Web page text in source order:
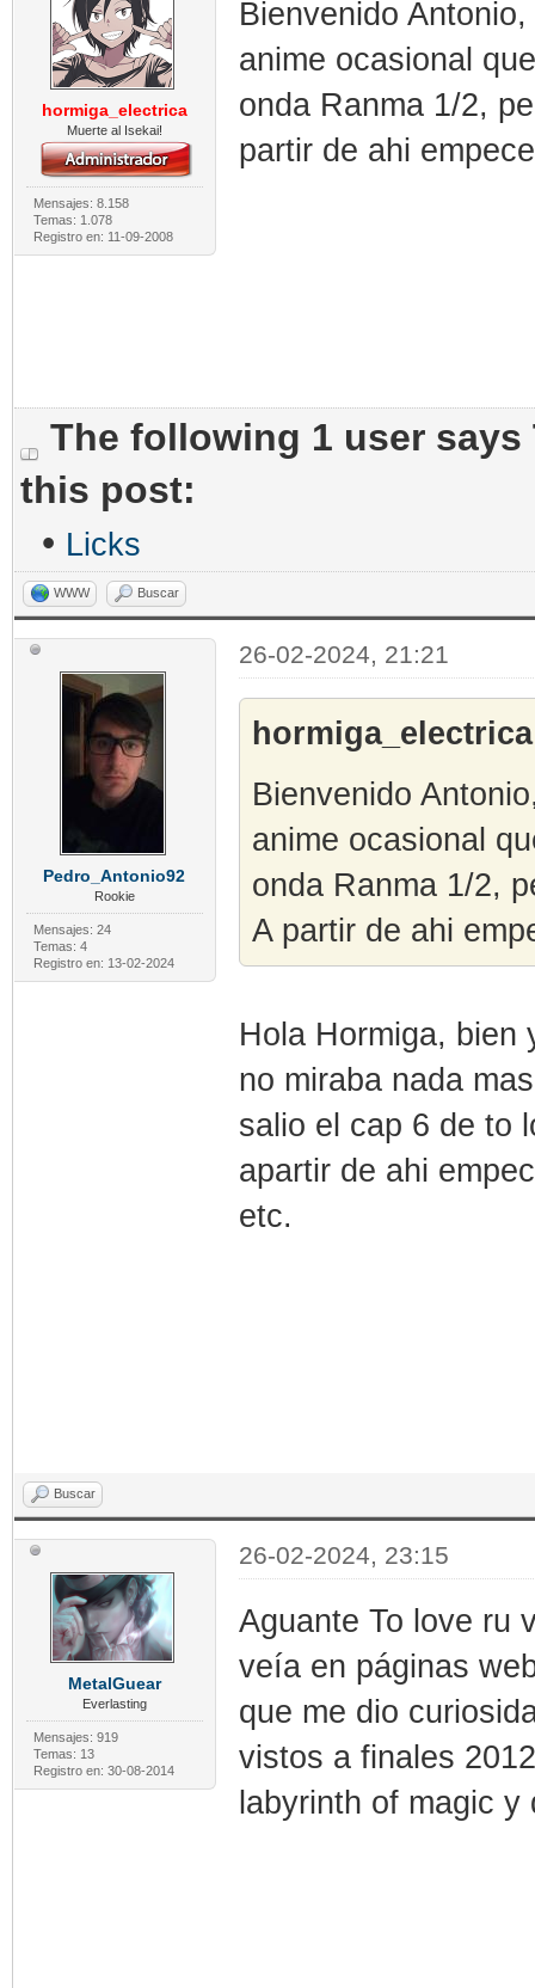
hormiga_electrica
Muerte al Isekai!
Mensajes: 8.158
Temas: 1.078
Registro en: 11-09-2008
Bienvenido
anime ocasional
onda Ranma 1/2,
partir de ahi
The following 1 user
this post:
• Licks
WWW Buscar
Pedro_Antonio92
Rookie
Mensajes: 24
Temas: 4
Registro en: 13-02-2024
26-02-2024, 21:21
Bienvenido
anime ocasional
onda Ranma 1/2,
A partir de ahi
Hola Hormiga, bien
no miraba nada
salio el cap 6 de to
apartir de ahi
etc.
Buscar
MetalGuear
Everlasting
Mensajes: 919
Temas: 13
Registro en: 30-08-2014
26-02-2024, 23:15
Aguante To love ru
veía en páginas
que me dio
vistos a finales
labyrinth of magic y